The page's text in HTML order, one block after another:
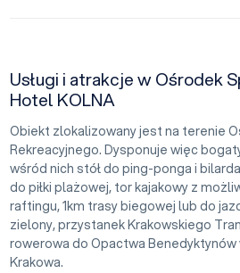
Usługi i atrakcje w Ośrodek
Hotel KOLNA
Obiekt zlokalizowany jest na terenie
Rekreacyjnego. Dysponuje więc
wśród nich stół do ping-ponga i
do piłki plażowej, tor kajakowy z
raftingu, 1km trasy biegowej lub do
zielony, przystanek Krakowskiego
rowerowa do Opactwa Benedyktynów
Krakowa.